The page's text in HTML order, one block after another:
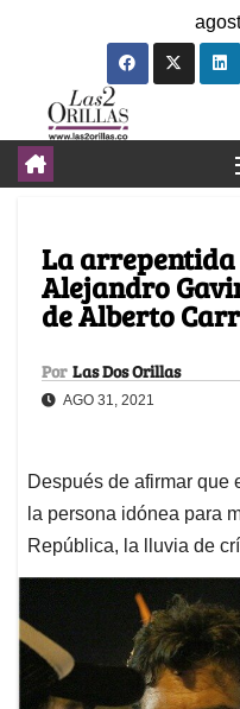
La arrepentida
Alejandro
de Alberto
Por Las Dos Orillas
AGO 31, 2021
Después de afirmar que
la persona idónea para
República, la lluvia de